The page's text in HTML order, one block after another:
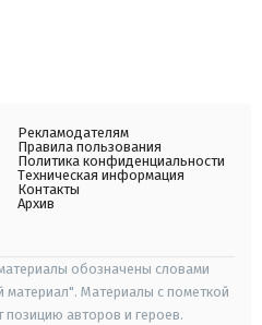
Рекламодателям
Правила пользования
Политика конфиденциальности
Техническая информация
Контакты
Архив
обозначены словами
материал". Материалы с пометкой
авторов и героев.